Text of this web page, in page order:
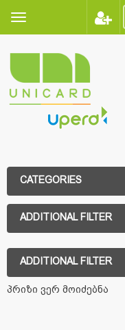
CATEGORIES
ADDITIONAL FILTER
ADDITIONAL FILTER
პრიზი ვერ მოიძებნა